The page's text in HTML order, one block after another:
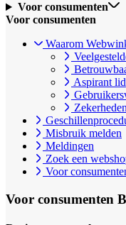
Voor consumenten
Voor consumenten
Waarom
Aspirant lid
Misbruik melden
Meldingen
Zoek een
Voor
Voor consumenten